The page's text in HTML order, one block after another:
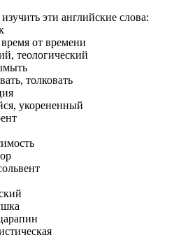
эти английские слова:
от времени
теологический
толковать
укорененный